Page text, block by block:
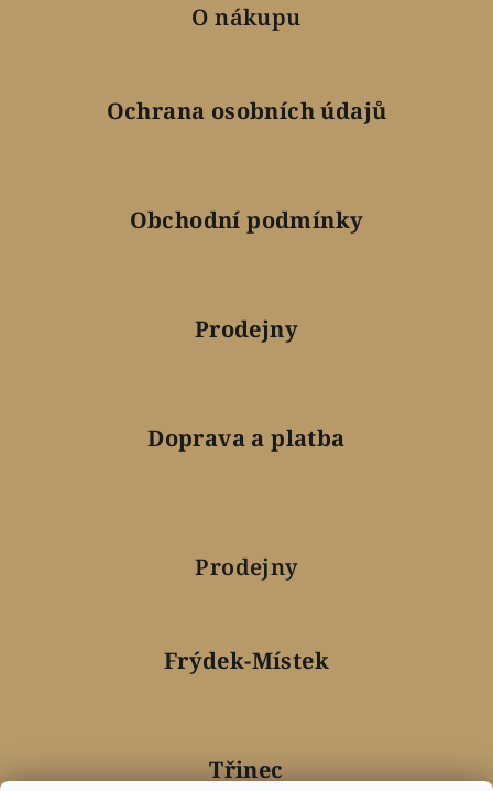
O nákupu
Ochrana osobních údajů
Obchodní podmínky
Prodejny
Doprava a platba
Prodejny
Frýdek-Místek
Třinec